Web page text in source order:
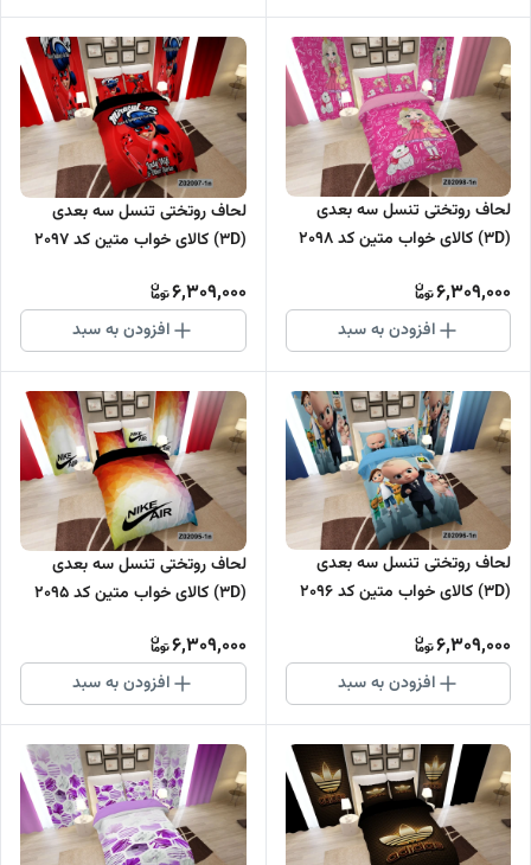
لحاف روتختی تنسل سه بعدی
(3D) کالای خواب متین کد 2098
6,309,000
افزودن به سبد
لحاف روتختی تنسل سه بعدی
(3D) کالای خواب متین کد 2097
6,309,000
افزودن به سبد
لحاف روتختی تنسل سه بعدی
(3D) کالای خواب متین کد 2096
6,309,000
افزودن به سبد
لحاف روتختی تنسل سه بعدی
(3D) کالای خواب متین کد 2095
6,309,000
افزودن به سبد